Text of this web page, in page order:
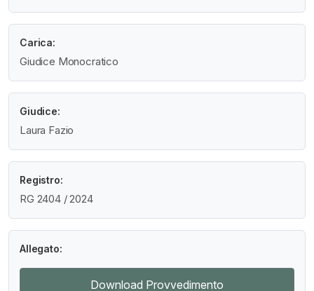
Carica:
Giudice Monocratico
Giudice:
Laura Fazio
Registro:
RG 2404 / 2024
Allegato:
Download Provvedimento